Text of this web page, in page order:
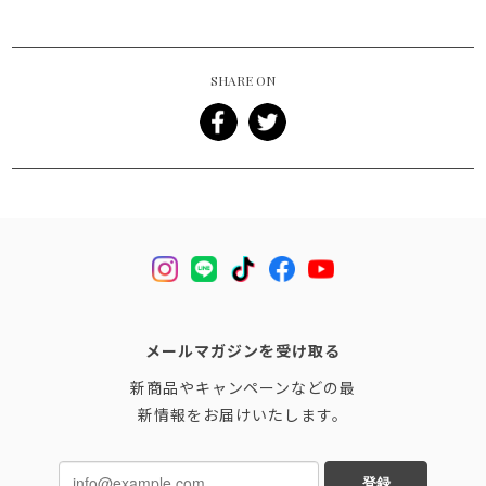
SHARE ON
メールマガジンを受け取る
新商品やキャンペーンなどの最
新情報をお届けいたします。